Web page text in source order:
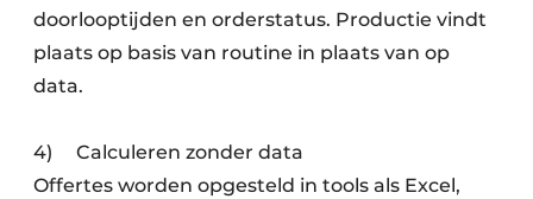
doorlooptijden en orderstatus. Productie vindt
plaats op basis van routine in plaats van op
data.
4) Calculeren zonder data
Offertes worden opgesteld in tools als Excel,